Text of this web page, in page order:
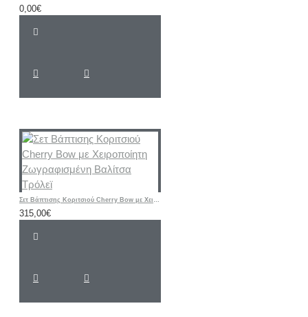
0,00€
Σετ Βάπτισης Κοριτσιού Cherry Bow με Χειροποίητη Ζωγραφισμένη Βαλίτσα Τρόλεϊ
315,00€